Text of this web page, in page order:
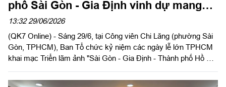
phố Sài Gòn - Gia Định vinh dự mang
tên Chủ tịch Hồ Chí Minh
13:32 29/06/2026
(QK7 Online) - Sáng 29/6, tại Công viên Chi Lăng (phường Sài
Gòn, TPHCM), Ban Tổ chức kỷ niệm các ngày lễ lớn TPHCM
khai mạc Triển lãm ảnh "Sài Gòn - Gia Định - Thành phố Hồ Chí
mình", nhân kỷ niệm 50 năm Ngày Thành phố Sài Gòn - Gia